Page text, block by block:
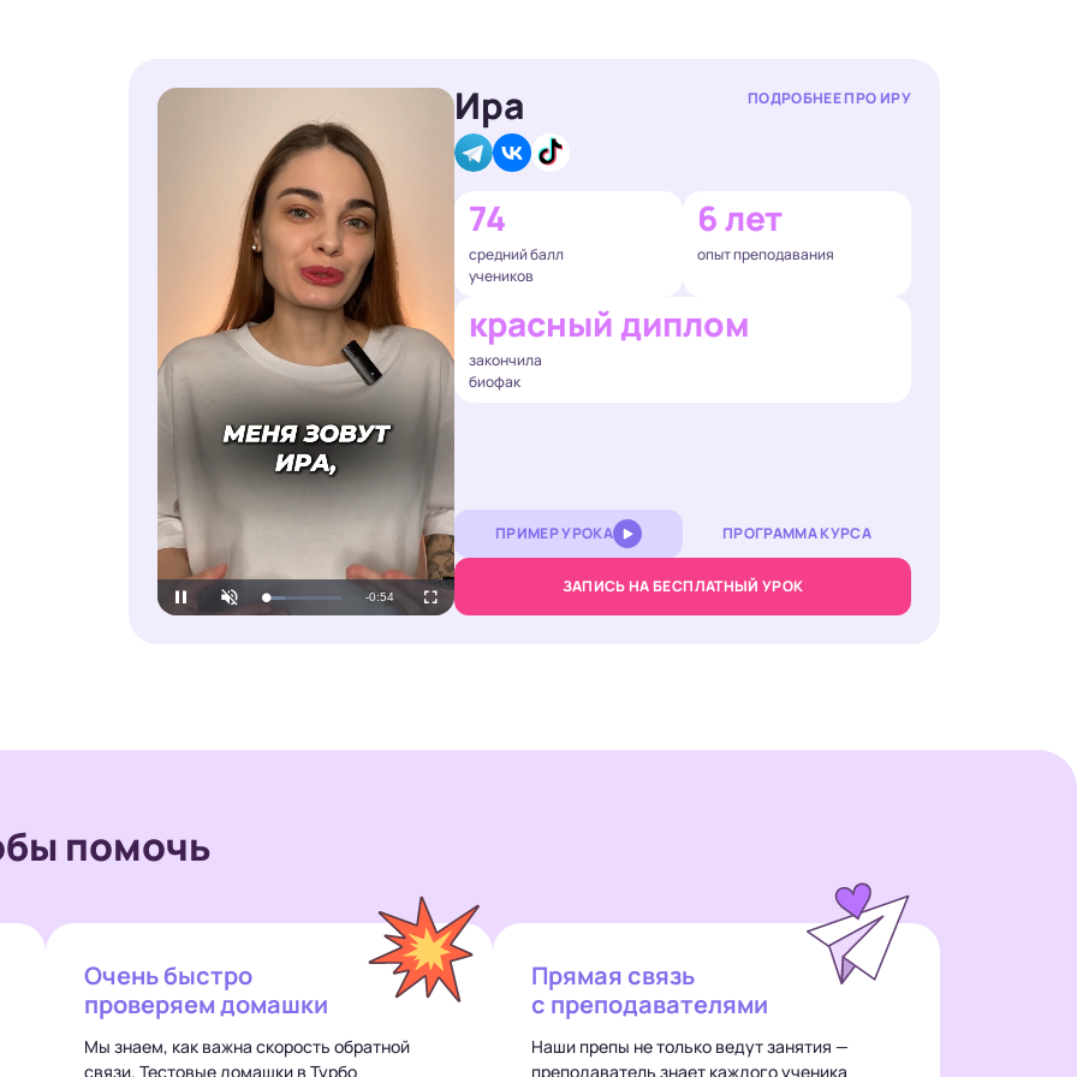
Unmute Loaded:
29.08%
Ира ПОДРОБНЕЕ ПРО ИРУ
74
средний балл
учеников
6 лет
опыт преподавания
красный диплом
закончила
биофак
ПРИМЕР УРОКА ПРОГРАММА КУРСА
ЗАПИСЬ НА БЕСПЛАТНЫЙ УРОК
помочь
Очень быстро
проверяем домашки
Мы знаем, как важна скорость обратной
связи. Тестовые домашки в Турбо
Прямая связь
с преподавателями
Наши препы не только ведут занятия —
преподаватель знает каждого ученика